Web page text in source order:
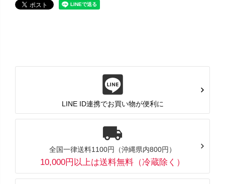
LINE ID連携でお買い物が便利に
全国一律送料1100円（沖縄県内800円）
10,000円以上は送料無料（冷蔵除く）